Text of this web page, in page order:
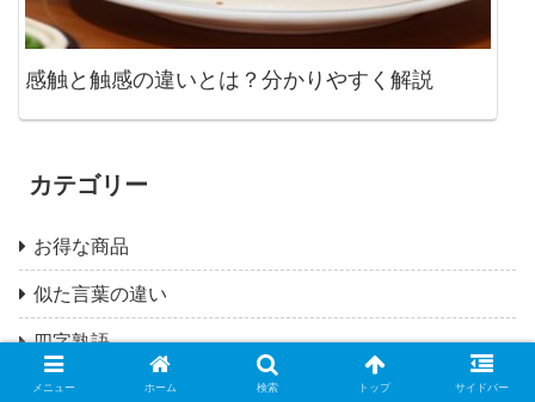
感触と触感の違いとは？分かりやすく解説
カテゴリー
お得な商品
似た言葉の違い
四字熟語
故事成語
メニュー ホーム 検索 トップ サイドバー